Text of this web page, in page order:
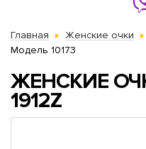
Главная Женские очки
Модель 10173
ЖЕНСКИЕ
1912Z